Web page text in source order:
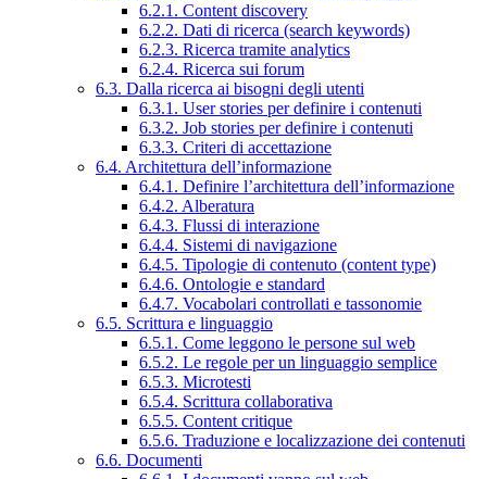
6.2.1. Content discovery
6.2.2. Dati di ricerca (search keywords)
6.2.3. Ricerca tramite analytics
6.2.4. Ricerca sui forum
6.3. Dalla ricerca ai bisogni degli utenti
6.3.1. User stories per definire i contenuti
6.3.2. Job stories per definire i contenuti
6.3.3. Criteri di accettazione
6.4. Architettura dell’informazione
6.4.1. Definire l’architettura dell’informazione
6.4.2. Alberatura
6.4.3. Flussi di interazione
6.4.4. Sistemi di navigazione
6.4.5. Tipologie di contenuto (content type)
6.4.6. Ontologie e standard
6.4.7. Vocabolari controllati e tassonomie
6.5. Scrittura e linguaggio
6.5.1. Come leggono le persone sul web
6.5.2. Le regole per un linguaggio semplice
6.5.3. Microtesti
6.5.4. Scrittura collaborativa
6.5.5. Content critique
6.5.6. Traduzione e localizzazione dei contenuti
6.6. Documenti